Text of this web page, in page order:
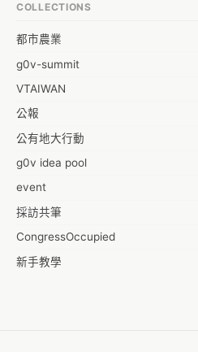
蒼時弦也
袁乾鑫
陳泰澄
&#35377;&#24646;&#33287;
-work aeola
0.0
100004224394929@facebook.com
1001000
108級醫三牙二
COLLECTIONS
都市農業
g0v-summit
VTAIWAN
公報
公有地大行動
g0v idea pool
event
採訪共筆
CongressOccupied
新手教學